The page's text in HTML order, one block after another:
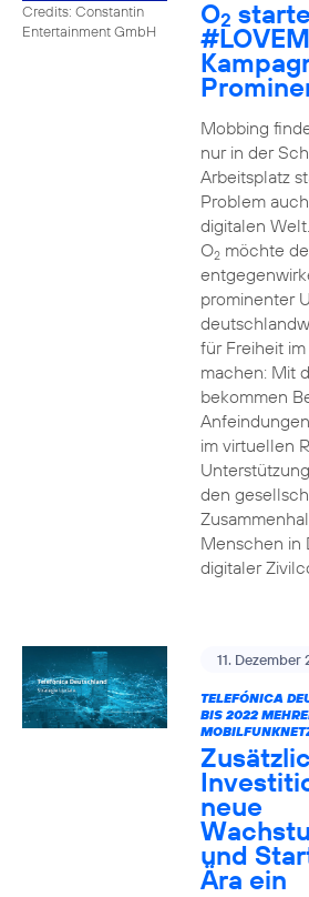
Credits: Constantin
Entertainment GmbH
O2
Mobbing
nur in der
Arbeitsplatz
Problem
digitalen
O2möchte
prominenter
für Freiheit
machen: Mit
bekommen
im virtuellen
den
Menschen in
digitaler
11. Dezember
TELEFÓNICA
BIS 2022
neue
und
Ära ein